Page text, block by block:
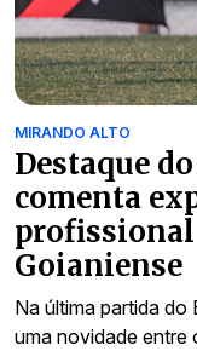
MIRANDO ALTO
Destaque
comenta
Goianiense
Na última partida
uma novidade